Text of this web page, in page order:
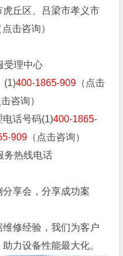
丘区、吕梁市孝义市
点击咨询）
受理中心
(1)400-1865-909 （点击
击咨询）
电话号码(1)400-1865-
909 （点击咨询）
务热线电话
享会，分享成功案
修经验，我们为客户
力设备性能最大化。